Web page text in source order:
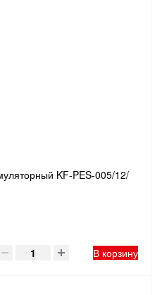
KF-PES-005/12/
В корзину